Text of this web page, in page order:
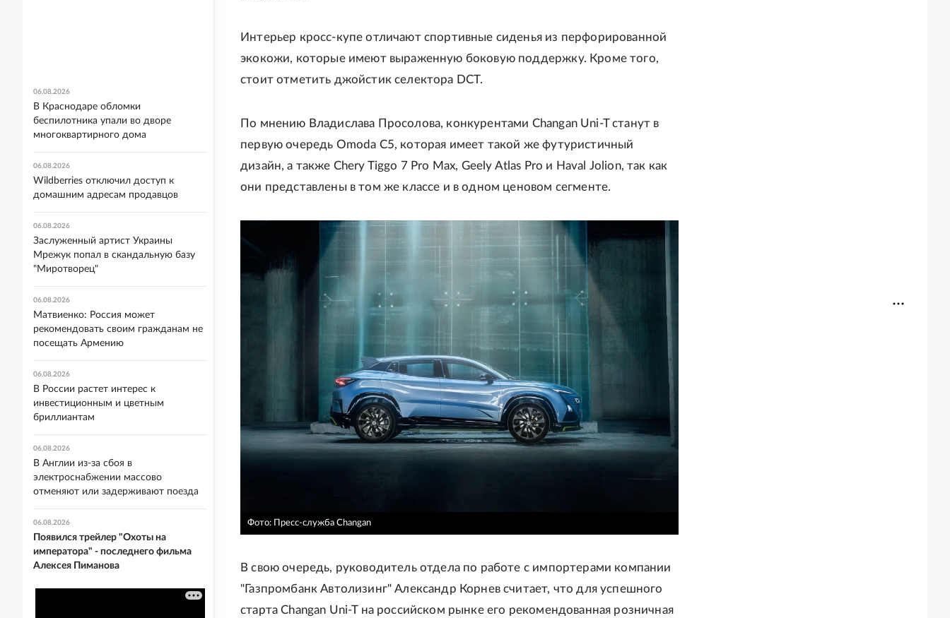
Интерьер кросс-купе отличают спортивные сиденья из перфорированной
экокожи, которые имеют выраженную боковую поддержку. Кроме того,
стоит отметить джойстик селектора DCT.
По мнению Владислава Просолова, конкурентами Changan Uni-T станут в
первую очередь Omoda C5, которая имеет такой же футуристичный
дизайн, а также Chery Tiggo 7 Pro Max, Geely Atlas Pro и Haval Jolion, так как
они представлены в том же классе и в одном ценовом сегменте.
Фото: Пресс-служба Changan
В свою очередь, руководитель отдела по работе с импортерами компании
"Газпромбанк Автолизинг" Александр Корнев считает, что для успешного
старта Changan Uni-T на российском рынке его рекомендованная розничная
06.08.2026
В Краснодаре обломки
беспилотника упали во дворе
многоквартирного дома
06.08.2026
Wildberries отключил доступ к
домашним адресам продавцов
06.08.2026
Заслуженный артист Украины
Мрежук попал в скандальную базу
"Миротворец"
06.08.2026
Матвиенко: Россия может
рекомендовать своим гражданам не
посещать Армению
06.08.2026
В России растет интерес к
инвестиционным и цветным
бриллиантам
06.08.2026
В Англии из-за сбоя в
электроснабжении массово
отменяют или задерживают поезда
06.08.2026
Появился трейлер "Охоты на
императора" - последнего фильма
Алексея Пиманова